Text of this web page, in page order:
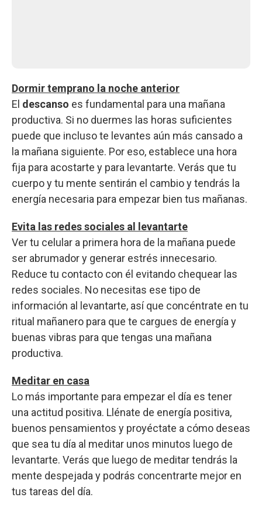
Dormir temprano la noche anterior
El descanso es fundamental para una mañana
productiva. Si no duermes las horas suficientes
puede que incluso te levantes aún más cansado a
la mañana siguiente. Por eso, establece una hora
fija para acostarte y para levantarte. Verás que tu
cuerpo y tu mente sentirán el cambio y tendrás la
energía necesaria para empezar bien tus mañanas.
Evita las redes sociales al levantarte
Ver tu celular a primera hora de la mañana puede
ser abrumador y generar estrés innecesario.
Reduce tu contacto con él evitando chequear las
redes sociales. No necesitas ese tipo de
información al levantarte, así que concéntrate en tu
ritual mañanero para que te cargues de energía y
buenas vibras para que tengas una mañana
productiva.
Meditar en casa
Lo más importante para empezar el día es tener
una actitud positiva. Llénate de energía positiva,
buenos pensamientos y proyéctate a cómo deseas
que sea tu día al meditar unos minutos luego de
levantarte. Verás que luego de meditar tendrás la
mente despejada y podrás concentrarte mejor en
tus tareas del día.